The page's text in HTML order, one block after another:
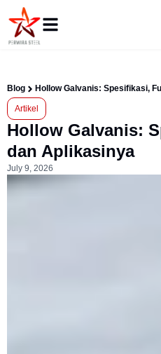
Blog Hollow Galvanis: Spesifikasi,
Artikel
Hollow Galvanis:
dan Aplikasinya
July 9, 2026